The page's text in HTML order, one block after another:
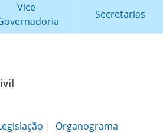
Vice-
Secretarias
| Organograma